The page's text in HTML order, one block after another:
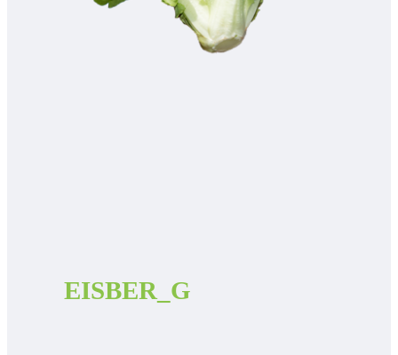
EISBER_G